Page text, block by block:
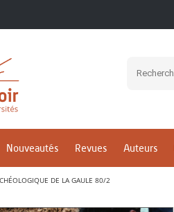
Nouveautés Revues Auteurs
DE LA GAULE 80/2